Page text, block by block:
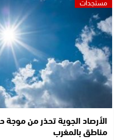
الأرصاد الجوية تحذر من
مناطق بالمغرب